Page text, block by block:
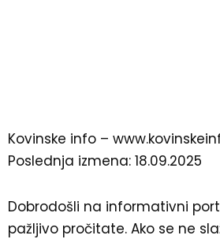
Kovinske info –
Poslednja izmena: 18.09.2025
Dobrodošli na informativni
pažljivo pročitate. Ako se ne